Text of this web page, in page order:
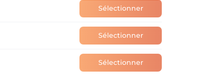
Sélectionner
Sélectionner
Sélectionner